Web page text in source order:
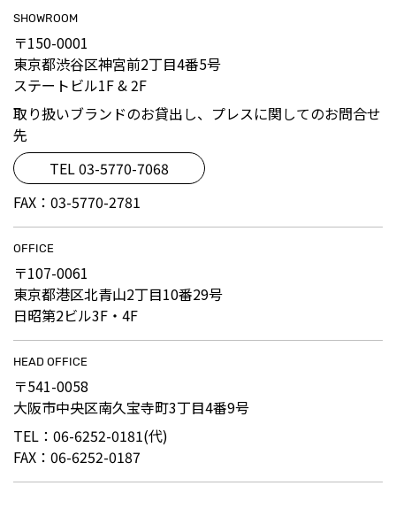
SHOWROOM
〒150-0001
東京都渋谷区神宮前2丁目4番5号
ステートビル1F & 2F
取り扱いブランドのお貸出し、プレスに関してのお問合せ
先
TEL 03-5770-7068
FAX：03-5770-2781
OFFICE
〒107-0061
東京都港区北青山2丁目10番29号
日昭第2ビル3F・4F
HEAD OFFICE
〒541-0058
大阪市中央区南久宝寺町3丁目4番9号
TEL：06-6252-0181(代)
FAX：06-6252-0187